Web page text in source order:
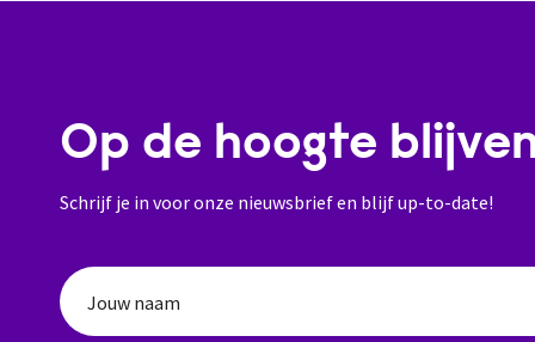
Op de hoogte
Schrijf je in voor onze nieuwsbrief en blijf up-to-date!
Jouw naam